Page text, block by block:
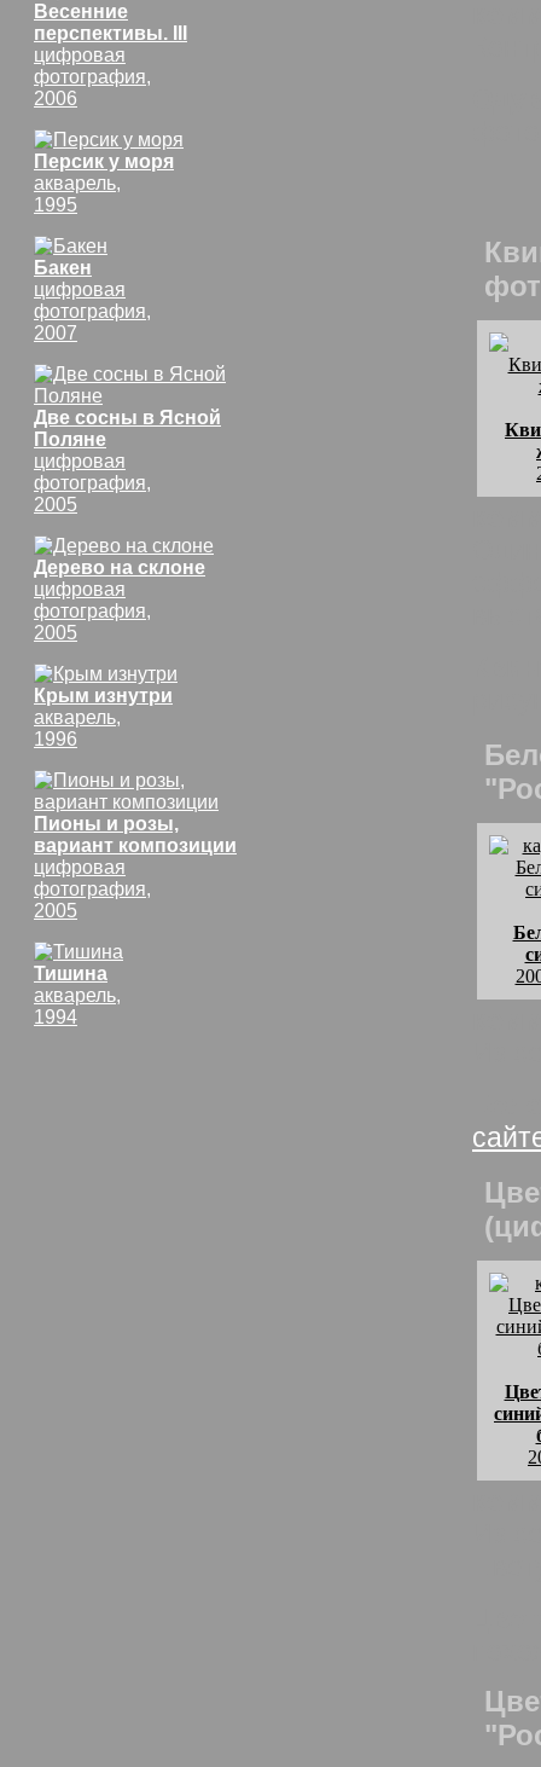
Весенние
перспективы. III
цифровая
фотография,
2006
Персик у моря
акварель,
1995
Бакен
цифровая
фотография,
2007
Две сосны в Ясной
Поляне
цифровая
фотография,
2005
Дерево на склоне
цифровая
фотография,
2005
Крым изнутри
акварель,
1996
Пионы и розы,
вариант композиции
цифровая
фотография,
2005
Тишина
акварель,
1994